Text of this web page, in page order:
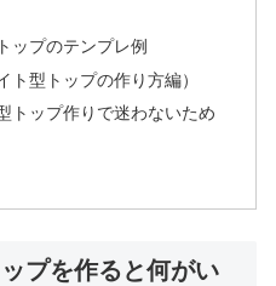
ップのテンプレ例
ト型トップの作り方編）
トップ作りで迷わないため
プを作ると何がい